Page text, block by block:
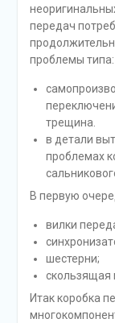
передач
проблемы типа:
трещина.
в детали
проблемах
В первую
вилки
шестерни;
скользящая
Итак коробка